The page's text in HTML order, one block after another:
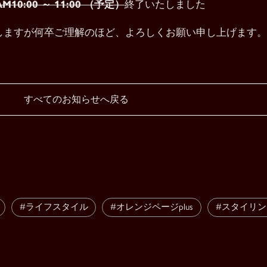
～ 11:00 （予定）終了いたしました
すが何卒ご理解のほど、よろしくお願い申し上げます。
すべてのお知らせへ戻る
#ライフスタイル #オレンジページplus #スタイリ